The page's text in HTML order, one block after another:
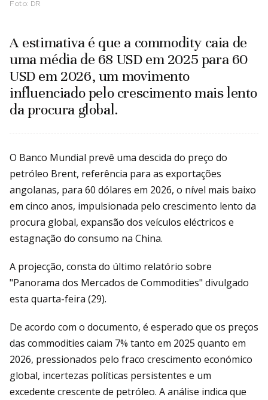
Foto: DR
A estimativa é que a commodity caia de
uma média de 68 USD em 2025 para 60
USD em 2026, um movimento
influenciado pelo crescimento mais lento
da procura global.
O Banco Mundial prevê uma descida do preço do
petróleo Brent, referência para as exportações
angolanas, para 60 dólares em 2026, o nível mais baixo
em cinco anos, impulsionada pelo crescimento lento da
procura global, expansão dos veículos eléctricos e
estagnação do consumo na China.
A projecção, consta do último relatório sobre
"Panorama dos Mercados de Commodities" divulgado
esta quarta-feira (29).
De acordo com o documento, é esperado que os preços
das commodities caiam 7% tanto em 2025 quanto em
2026, pressionados pelo fraco crescimento económico
global, incertezas políticas persistentes e um
excedente crescente de petróleo. A análise indica que